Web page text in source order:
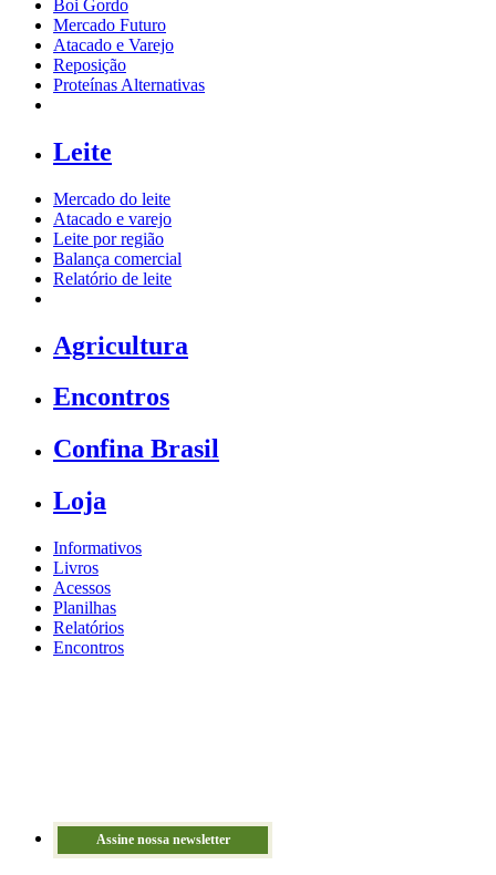
Boi Gordo
Mercado Futuro
Atacado e Varejo
Reposição
Proteínas Alternativas
Leite
Mercado do leite
Atacado e varejo
Leite por região
Balança comercial
Relatório de leite
Agricultura
Encontros
Confina Brasil
Loja
Informativos
Livros
Acessos
Planilhas
Relatórios
Encontros
Assine nossa newsletter